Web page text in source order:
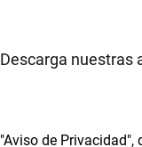
Descarga nuestras
"Aviso de Privacidad",